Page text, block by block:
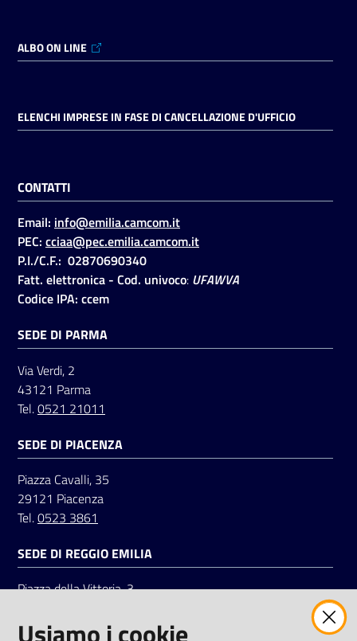
ALBO ON LINE
ELENCHI IMPRESE IN FASE DI CANCELLAZIONE D'UFFICIO
CONTATTI
Email: info@emilia.camcom.it
PEC: cciaa@pec.emilia.camcom.it
P.I./C.F.: 02870690340
Fatt. elettronica - Cod. univoco: UFAWVA
Codice IPA: ccem
SEDE DI PARMA
Via Verdi, 2
43121 Parma
Tel.0521 21011
SEDE DI PIACENZA
Piazza Cavalli, 35
29121 Piacenza
Tel.0523 3861
SEDE DI REGGIO EMILIA
Piazza della Vittoria, 3
Tel.0522 7961